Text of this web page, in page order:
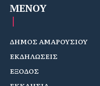
MENOY
ΔΗΜΟΣ ΑΜΑΡΟΥΣΙΟΥ
ΕΚΔΗΛΩΣΕΙΣ
ΕΞΟΔΟΣ